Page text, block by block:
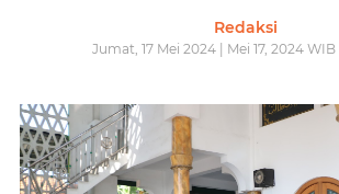
Redaksi
Jumat, 17 Mei 2024 | Mei 17, 2024 WIB |